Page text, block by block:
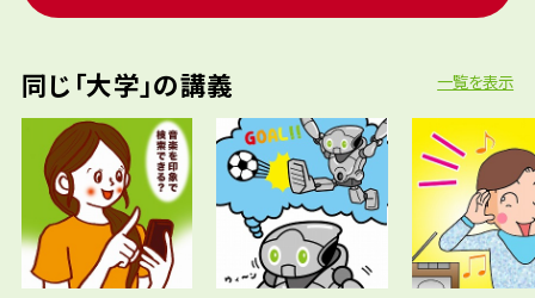
同じ「大学」の講義 一覧を表示